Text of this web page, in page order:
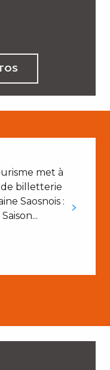
met à
de billetterie
Saosnois :